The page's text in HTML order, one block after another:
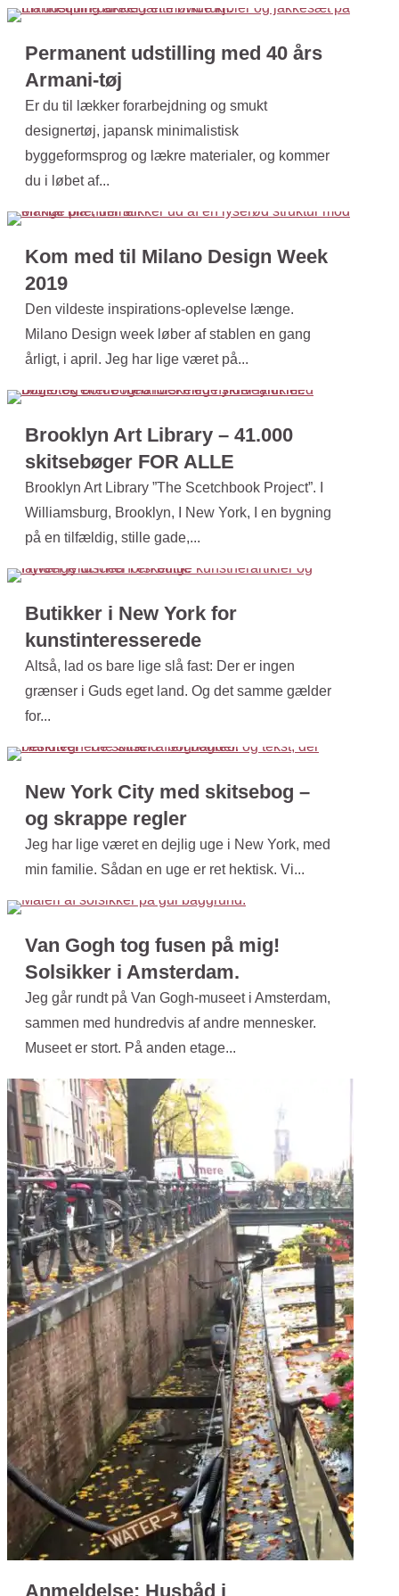
Permanent udstilling med 40 års
Armani-tøj
Er du til lækker forarbejdning og smukt
designertøj, japansk minimalistisk
byggeformsprog og lækre materialer, og kommer
du i løbet af...
Kom med til Milano Design Week
2019
Den vildeste inspirations-oplevelse længe.
Milano Design week løber af stablen en gang
årligt, i april. Jeg har lige været på...
Brooklyn Art Library – 41.000
skitsebøger FOR ALLE
Brooklyn Art Library ”The Scetchbook Project”. I
Williamsburg, Brooklyn, I New York, I en bygning
på en tilfældig, stille gade,...
Butikker i New York for
kunstinteresserede
Altså, lad os bare lige slå fast: Der er ingen
grænser i Guds eget land. Og det samme gælder
for...
New York City med skitsebog –
og skrappe regler
Jeg har lige været en dejlig uge i New York, med
min familie. Sådan en uge er ret hektisk. Vi...
Van Gogh tog fusen på mig!
Solsikker i Amsterdam.
Jeg går rundt på Van Gogh-museet i Amsterdam,
sammen med hundredvis af andre mennesker.
Museet er stort. På anden etage...
Anmeldelse: Husbåd i